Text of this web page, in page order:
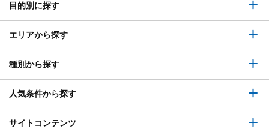
目的別に探す
エリアから探す
種別から探す
人気条件から探す
サイトコンテンツ